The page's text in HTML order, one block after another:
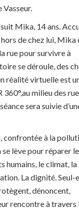
Mika, 14 ans.
de chez lui, Mika
rue pour survivre à
se déroule, des
réalité virtuelle est
milieu des
sera suivie
confrontée à la
se lève pour réparer le
humains, le climat, la
La dignité. Seul-
dénoncent,
rencontre à travers